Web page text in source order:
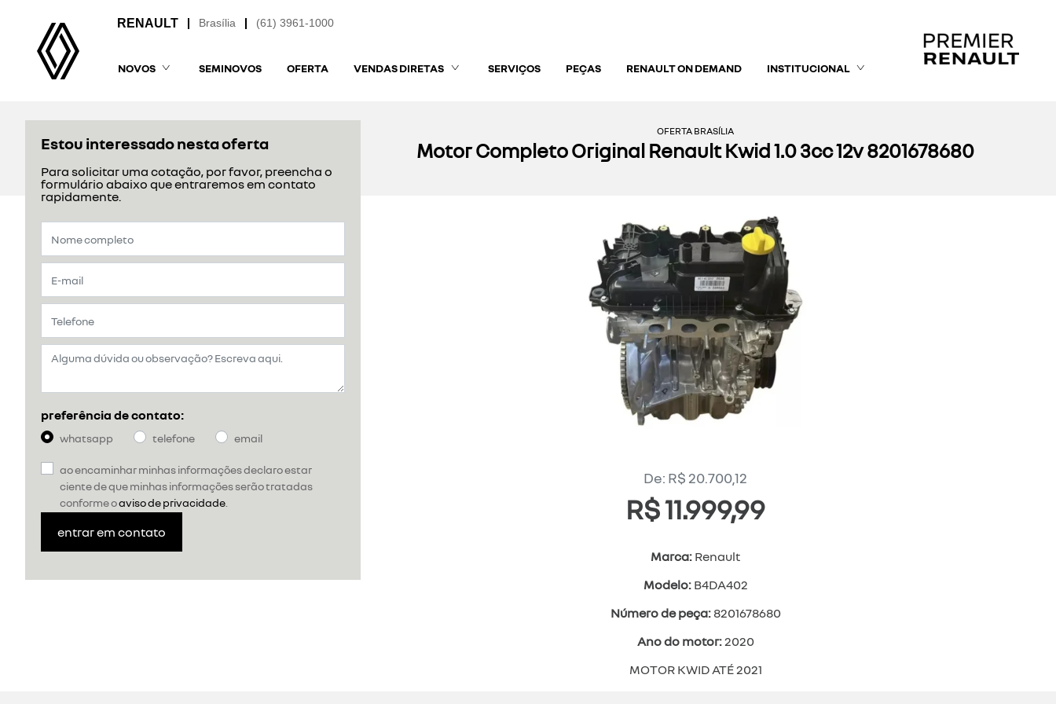
(61) 3961-1000
Brasília
NOVOS SEMINOVOS OFERTA VENDAS DIRETAS SERVIÇOS PEÇAS RENAULT ON DEMAND INSTITUCIONAL
OFERTA BRASÍLIA
Motor Completo Original Renault Kwid 1.0 3cc 12v 8201678680
De: R$ 20.700,12
R$ 11.999,99
Marca: Renault
Modelo: B4DA402
Número de peça: 8201678680
Ano do motor:2020
MOTOR KWID ATÉ 2021
Estou interessado nesta oferta
Para solicitar uma cotação, por favor, preencha o
formulário abaixo que entraremos em contato
rapidamente.
preferência de contato:
whatsapp telefone email
ao encaminhar minhas informações declaro estar
ciente de que minhas informações serão tratadas
conforme oaviso de privacidade
entrar em contato